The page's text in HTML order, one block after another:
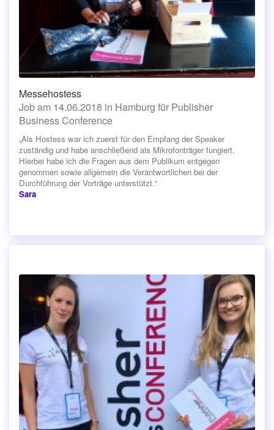
Messehostess
Job am 14.06.2018 in Hamburg für Publisher
Business Conference
„Als Hostess war ich zuerst für den Empfang der Speaker
zuständig und habe anschließend als Mikrofonträger fungiert.
Hierbei habe ich die Fragen aus dem Publikum entgegen
genommen sowie allgemein die Verantwortlichen bei der
Durchführung der Vorträge unterstützt.“
Sara